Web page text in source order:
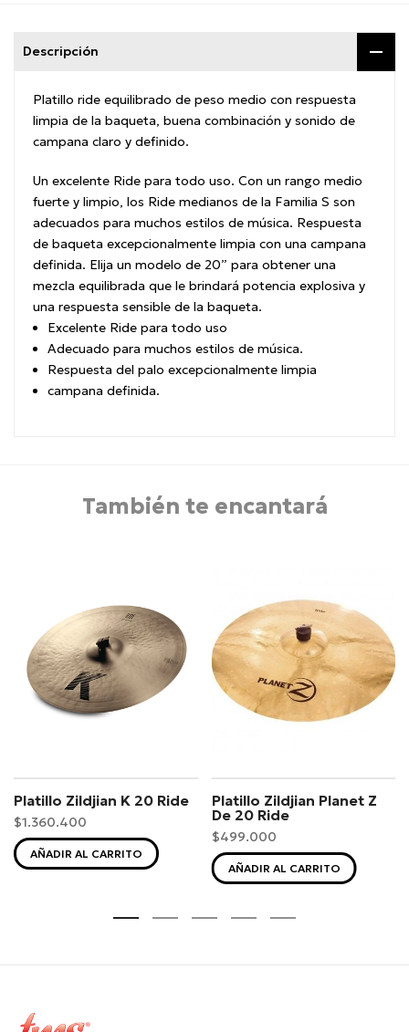
Descripción
Platillo ride equilibrado de peso medio con respuesta
limpia de la baqueta, buena combinación y sonido de
campana claro y definido.
Un excelente Ride para todo uso. Con un rango medio
fuerte y limpio, los Ride medianos de la Familia S son
adecuados para muchos estilos de música. Respuesta
de baqueta excepcionalmente limpia con una campana
definida. Elija un modelo de 20” para obtener una
mezcla equilibrada que le brindará potencia explosiva y
una respuesta sensible de la baqueta.
Excelente Ride para todo uso
Adecuado para muchos estilos de música.
Respuesta del palo excepcionalmente limpia
campana definida.
También te encantará
Platillo Zildjian K 20 Ride
$1.360.400
AÑADIR AL CARRITO
Platillo Zildjian Planet Z
De 20 Ride
$499.000
AÑADIR AL CARRITO